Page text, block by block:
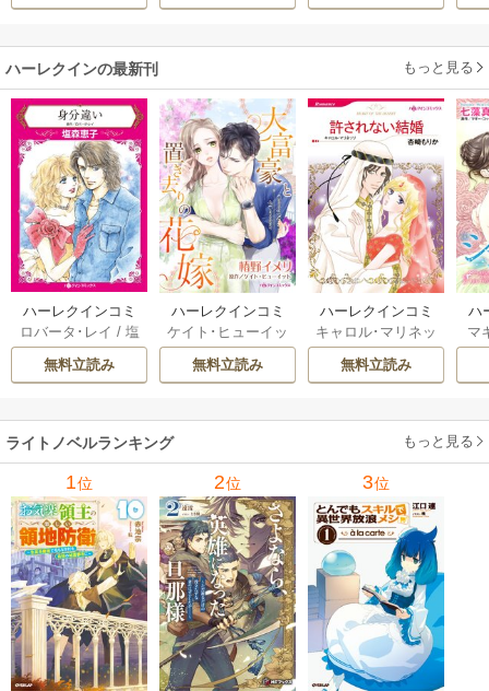
ハーレクインの最新刊 もっと見る
ハーレクインコミ
ックス セット 202
6年 vol.1210 1巻
ロバータ･レイ / 塩
森恵子
/ ケイトリ
ン･クルーズ/
ウィルクス/小林博
美/キャロル･マリ
ネッリ/緒形裕美
無料立読み
ハーレクインコミ
ックス セット 202
6年 vol.1148 1巻
ケイト･ヒューイッ
椿野イメリ
コル･バーナム
ヒングル/秋乃なな
無料立読み
ハーレクインコミ
ックス セット 202
6年 vol.1095 1巻
キャロル･マリネッ
杏崎もりか
ャロライン･ジャン
無料立読み
ハ
ッ
マ
ライトノベルランキング もっと見る
1位 2位 3位